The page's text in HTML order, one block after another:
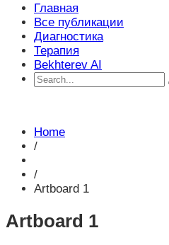
Главная
Все публикации
Диагностика
Терапия
Bekhterev AI
Home
/
/
Artboard 1
Artboard 1